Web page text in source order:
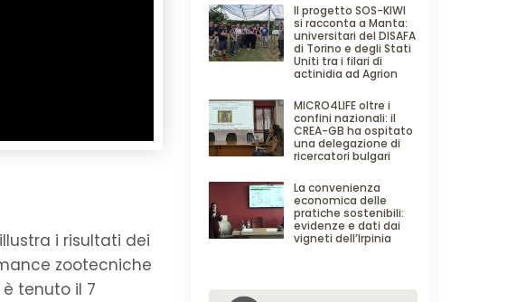
i risultati dei
zootecniche
tenuto il 7
Il progetto SOS-KIWI
si racconta a Manta:
universitari del DISAFA
di Torino e degli Stati
Uniti tra i filari di
actinidia ad Agrion
MICRO4LIFE oltre i
confini nazionali: il
CREA-GB ha ospitato
una delegazione di
ricercatori bulgari
La convenienza
economica delle
pratiche sostenibili:
evidenze e dati dai
vigneti dell’Irpinia